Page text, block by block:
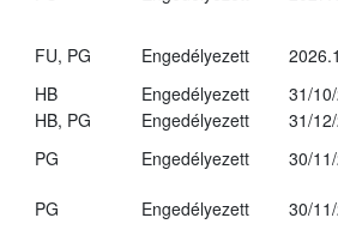
FU, PG Engedélyezett
HB Engedélyezett
31/
HB, PG Engedélyezett
31/
PG Engedélyezett
30/
PG Engedélyezett
30/